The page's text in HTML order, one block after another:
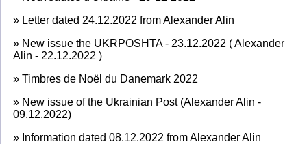
» Letter dated 24.12.2022 from Alexander Alin
» New issue the UKRPOSHTA - 23.12.2022 ( Alexander
Alin - 22.12.2022 )
» Timbres de Noël du Danemark 2022
» New issue of the Ukrainian Post (Alexander Alin -
09.12,2022)
» Information dated 08.12.2022 from Alexander Alin